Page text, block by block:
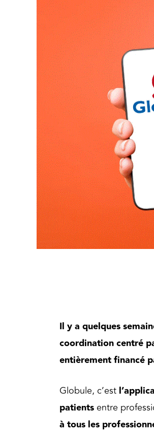
Il y a quelques
coordination centré
entièrement financé
Globule, c’est
patients entre
à tous les